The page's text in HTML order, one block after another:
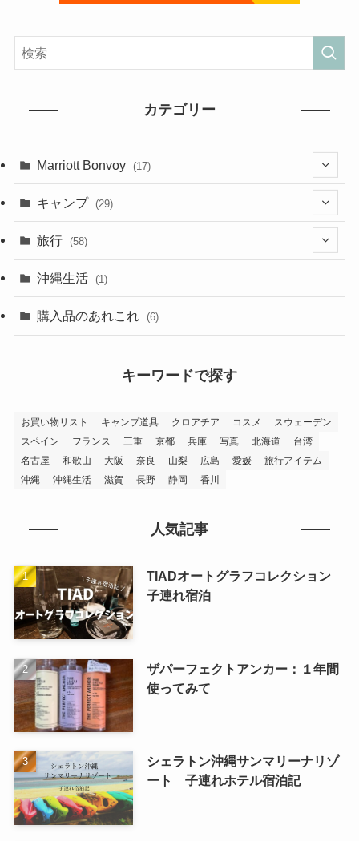
カテゴリー
Marriott Bonvoy (17)
(2)
(1)
(2)
(2)
(2)
(1)
キャンプ (29)
旅行 (58)
(29)
(4) (2)
(6)
(2)
沖縄生活 (1)
購入品のあれこれ (6)
キーワードで探す
お買い物リスト キャンプ道具 クロアチア コスメ
スウェーデン
スペイン
フランス 三重 京都 兵庫 写真 北海道
台湾
名古屋
和歌山 大阪 奈良 山梨 広島 愛媛
旅行アイテム
沖縄
沖縄生活 滋賀 長野 静岡 香川
人気記事
TIADオートグラフコレクション
子連れ宿泊
ザパーフェクトアンカー：１年間
使ってみて
シェラトン沖縄サンマリーナリゾ
ート 子連れホテル宿泊記